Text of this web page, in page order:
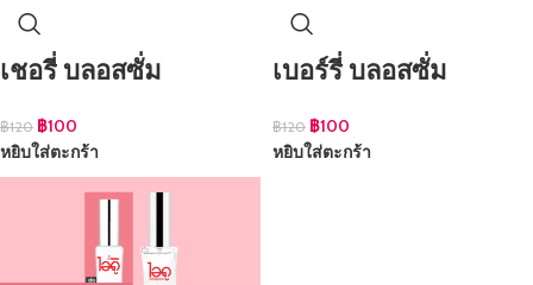
เชอรี่ บลอสซั่ม
฿120 ฿100
หยิบใส่ตะกร้า
เบอร์รี่ บลอสซั่ม
฿120 ฿100
หยิบใส่ตะกร้า